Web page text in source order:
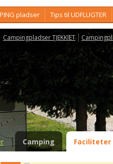
pladser Tips til UDFLUGTER
Campingpladser TJEKKIET
Camping Faciliteter